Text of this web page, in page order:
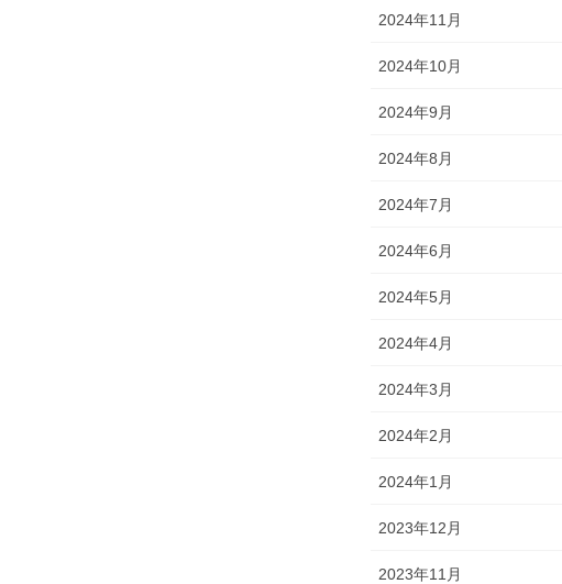
2024年11月
2024年10月
2024年9月
2024年8月
2024年7月
2024年6月
2024年5月
2024年4月
2024年3月
2024年2月
2024年1月
2023年12月
2023年11月